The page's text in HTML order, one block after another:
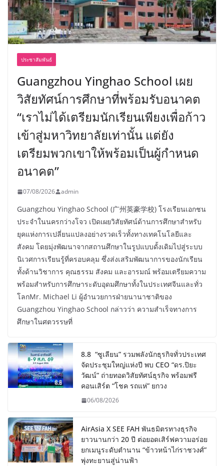
ประชาสัมพันธ์
Guangzhou Yinghao School เผย
วิสัยทัศน์การศึกษาที่พร้อมรับอนาคต
“เราไม่ได้เตรียมนักเรียนเพียงเพื่อก้าว
เข้าสู่มหาวิทยาลัยเท่านั้น แต่ยัง
เตรียมพวกเขาให้พร้อมเป็นผู้กำหนด
อนาคต”
07/08/2026 admin
Guangzhou Yinghao School (广州英豪学校) โรงเรียนเอกชน
ประจำในนครกว่างโจว เปิดเผยวิสัยทัศน์ด้านการศึกษาสำหรับ
ยุคแห่งการเปลี่ยนแปลงอย่างรวดเร็วทั้งทางเทคโนโลยีและ
สังคม โดยมุ่งพัฒนาจากสถานศึกษาในรูปแบบดั้งเดิมไปสู่ระบบ
นิเวศการเรียนรู้ที่ครอบคลุม ซึ่งส่งเสริมพัฒนาการของนักเรียน
ทั้งด้านวิชาการ คุณธรรม สังคม และอารมณ์ พร้อมเตรียมความ
พร้อมสำหรับการศึกษาระดับอุดมศึกษาทั้งในประเทศจีนและทั่ว
โลกMr. Michael Li ผู้อำนวยการฝ่ายนานาชาติของ
Guangzhou Yinghao School กล่าวว่า ความสำเร็จทางการ
ศึกษาในศตวรรษที่
8.8 “ซูเลียน” รวมพลังนักธุรกิจทั่วประเทศ
จัดประชุมใหญ่แห่งปี พบ CEO “ดร.ปิยะ
วัฒน์” ถ่ายทอดวิสัยทัศน์ธุรกิจ พร้อมฟรี
คอนเสิร์ต “โชค รถแห่” ยกวง
06/08/2026
AirAsia X SEE FAH พันธมิตรทางธุรกิจ
ยาวนานกว่า 20 ปี ต่อยอดเสิร์ฟความอร่อย
ยกเมนูระดับตำนาน “ข้าวหน้าไก่ราชวงศ์”
พุ่งทะยานสู่น่านฟ้า